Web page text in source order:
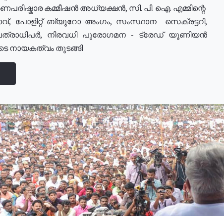
കമ്മീഷൻ അധ്യക്ഷൻ, സി. പി. ഐ. എമ്മിന്റെ
പോളിറ്റ് ബ്യുറോ അംഗം, സംസ്ഥാന സെക്രട്ടറി,
പത്രാധിപർ, നിരവധി പുരോഗമന - ട്രേഡ് യൂണിയൻ
നായകത്വം തുടങ്ങി